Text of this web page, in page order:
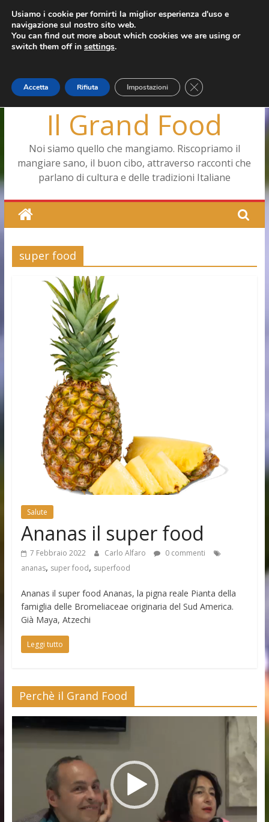
Salta
contenuto
giovedì, Agosto 6, 2026
Ultimo: Pizza a Corte
Menopausa, una forma smagliante senza età
Capodimonte, ritorna la tavola di corte
Il Grand Food
Noi siamo quello che mangiamo. Riscopriamo il
mangiare sano, il buon cibo, attraverso racconti che
parlano di cultura e delle tradizioni Italiane
super food
Salute
Ananas il super food
7 Febbraio 2022 Carlo Alfaro
0 commenti
ananas, super food, superfood
Ananas il super food Ananas, la pigna reale Pianta della
famiglia delle Bromeliaceae originaria del Sud America.
Già Maya, Atzechi
Leggi tutto
Perchè il Grand Food
Player
Usiamo i cookie per fornirti la miglior esperienza d'uso e
navigazione sul nostro sito web.
You can find out more about which cookies we are using or
switch them off in settings.
Accetta Rifiuta Impostazioni Close GDPR